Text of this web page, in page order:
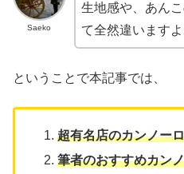
Saeko
生地感や、あん
て全然違いますよ
ということで本記事では、
超有名店のカンノーロ
筆者のおすすめカン